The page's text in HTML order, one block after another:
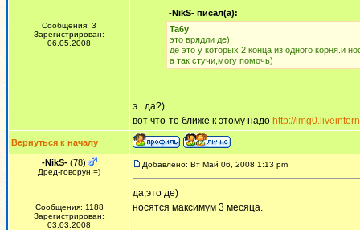
Сообщения: 3
Зарегистрирован:
06.05.2008
-NikS- писал(а):
Ta6y
это врядли де)
де это у которых 2 конца из одного корня.и
а так стучи,могу помочь)
э...да?)
вот что-то ближе к этому надо http://
Вернуться к началу
-NikS-(78)
Дред-говорун =)
Сообщения: 1188
Зарегистрирован:
03.03.2008
Добавлено: Вт Май 06, 2008 1:13 pm
да,это де)
носятся максимум 3 месяца.